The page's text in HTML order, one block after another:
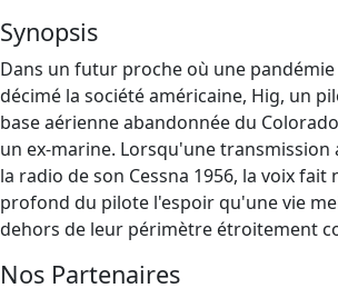
Synopsis
Dans un futur proche où une pandémie
décimé la société américaine, Hig, un
base aérienne abandonnée du
un ex-marine. Lorsqu'une transmission
la radio de son Cessna 1956, la voix fait
profond du pilote l'espoir qu'une vie
dehors de leur périmètre étroitement
Nos Partenaires